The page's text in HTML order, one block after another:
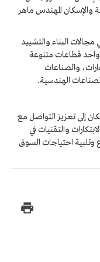
المهندس ماهر
البناء والتشييد
قطاعات متنوعة
والصناعات
الهندسية.
إلى تعزيز التواصل مع
والتقنيات في
احتياجات السوق